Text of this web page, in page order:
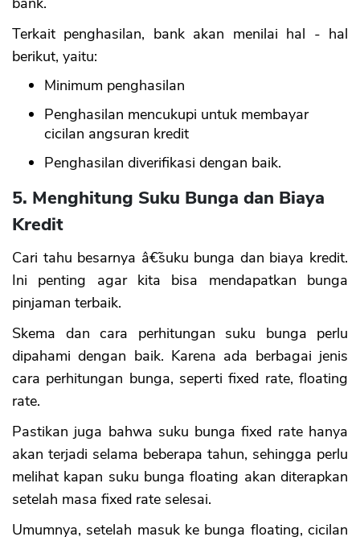
Terkait penghasilan, bank akan menilai hal - hal
berikut, yaitu:
Minimum penghasilan
Penghasilan mencukupi untuk membayar
cicilan angsuran kredit
Penghasilan diverifikasi dengan baik.
5. Menghitung Suku Bunga dan Biaya
Kredit
Cari tahu besarnya â€˜suku bunga dan biaya kredit.
Ini penting agar kita bisa mendapatkan bunga
pinjaman terbaik.
Skema dan cara perhitungan suku bunga perlu
dipahami dengan baik. Karena ada berbagai jenis
cara perhitungan bunga, seperti fixed rate, floating
rate.
Pastikan juga bahwa suku bunga fixed rate hanya
akan terjadi selama beberapa tahun, sehingga perlu
melihat kapan suku bunga floating akan diterapkan
setelah masa fixed rate selesai.
Umumnya, setelah masuk ke bunga floating, cicilan